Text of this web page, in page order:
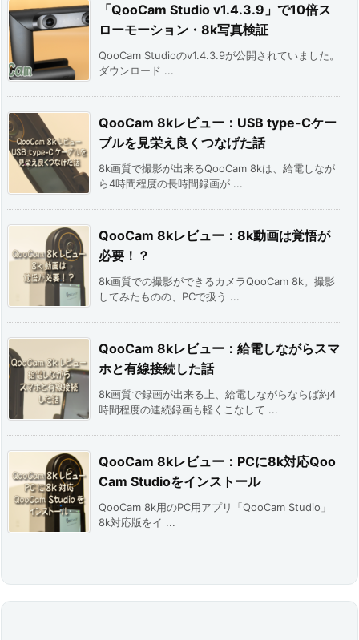
「QooCam Studio v1.4.3.9」で10倍ス
ローモーション・8k写真検証
QooCam Studioのv1.4.3.9が公開されていました。
ダウンロード ...
QooCam 8kレビュー：USB type-Cケー
ブルを見栄え良くつなげた話
8k画質で撮影が出来るQooCam 8kは、給電しなが
ら4時間程度の長時間録画が ...
QooCam 8kレビュー：8k動画は覚悟が
必要！？
8k画質での撮影ができるカメラQooCam 8k。撮影
してみたものの、PCで扱う ...
QooCam 8kレビュー：給電しながらスマ
ホと有線接続した話
8k画質で録画が出来る上、給電しながらならば約4
時間程度の連続録画も軽くこなして ...
QooCam 8kレビュー：PCに8k対応Qoo
Cam Studioをインストール
QooCam 8k用のPC用アプリ「QooCam Studio」
8k対応版をイ ...